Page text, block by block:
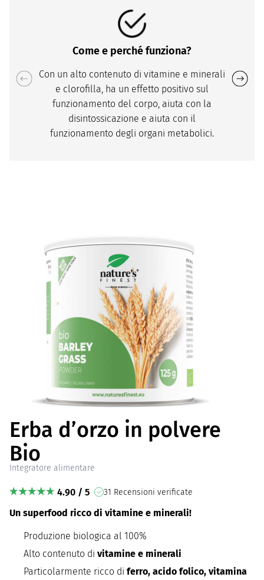
Come e perché funziona?
Con un alto contenuto di vitamine e minerali
e clorofilla, ha un effetto positivo sul
funzionamento del corpo, aiuta con la
disintossicazione e aiuta con il
funzionamento degli organi metabolici.
Erba d’orzo in polvere
Bio
Integratore alimentare
4.90 / 5 31 Recensioni verificate
Un superfood ricco di vitamine e minerali!
Produzione biologica al 100%
Alto contenuto di vitamine e minerali
Particolarmente ricco di ferro, acido folico, vitamina